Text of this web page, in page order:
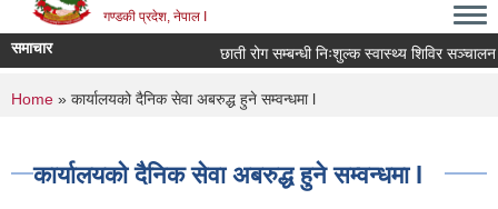
गण्डकी प्रदेश, नेपाल I
समाचार छाती रोग सम्बन्धी निःशुल्क स्वास्थ्य शिविर सञ्चालन
You are here
Home » कार्यालयको दैनिक सेवा अबरुद्ध हुने सम्वन्धमा l
कार्यालयको दैनिक सेवा अबरुद्ध हुने सम्वन्धमा l